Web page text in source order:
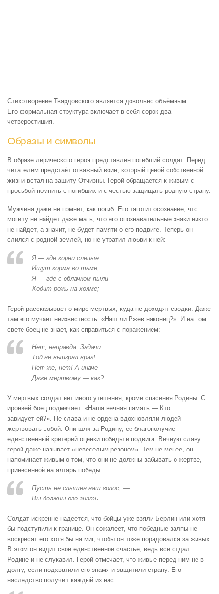
Стихотворение Твардовского является довольно объёмным.
Его формальная структура включает в себя сорок два
четверостишия.
Образы и символы
В образе лирического героя представлен погибший солдат. Перед
читателем предстаёт отважный воин, который ценой собственной
жизни встал на защиту Отчизны. Герой обращается к живым с
просьбой помнить о погибших и с честью защищать родную страну.
Мужчина даже не помнит, как погиб. Его тяготит осознание, что
могилу не найдет даже мать, что его опознавательные знаки никто
не найдет, а значит, не будет памяти о его подвиге. Теперь он
слился с родной землей, но не утратил любви к ней:
Я — где корни слепые
Ищут корма во тьме;
Я — где с облачком пыли
Ходит рожь на холме;
Герой рассказывает о мире мертвых, куда не доходят сводки. Даже
там его мучает неизвестность: «Наш ли Ржев наконец?». И на том
свете боец не знает, как справиться с поражением:
Нет, неправда. Задачи
Той не выиграл враг!
Нет же, нет! А иначе
Даже мертвому — как?
У мертвых солдат нет иного утешения, кроме спасения Родины. С
иронией боец подмечает: «Наша вечная память — Кто
завидует ей?». Не слава и не ордена вдохновляли людей
жертвовать собой. Они шли за Родину, ее благополучие —
единственный критерий оценки победы и подвига. Вечную славу
герой даже называет «невеселым резоном». Тем не менее, он
напоминает живым о том, что они не должны забывать о жертве,
принесенной на алтарь победы.
Пусть не слышен наш голос, —
Вы должны его знать.
Солдат искренне надеется, что бойцы уже взяли Берлин или хотя
бы подступили к границе. Он сожалеет, что победные залпы не
воскресят его хотя бы на миг, чтобы он тоже порадовался за живых.
В этом он видит свое единственное счастье, ведь все отдал
Родине и не слукавил. Герой отмечает, что живые перед ним не в
долгу, если подхватили его знамя и защитили страну. Его
наследство получил каждый из нас: